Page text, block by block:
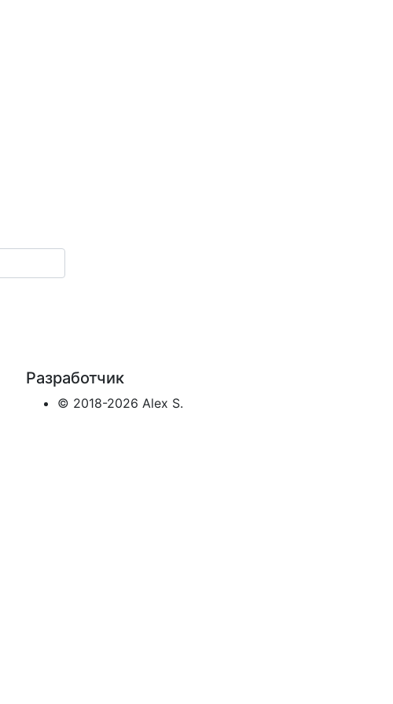
Разработчик
© 2018-2026 Alex S.